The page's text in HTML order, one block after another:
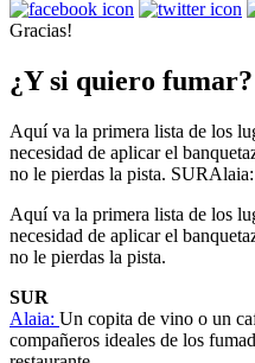
Gracias!
¿Y si quiero fumar?
Aquí va la primera lista de los
necesidad de aplicar el
no le pierdas la pista.
Aquí va la primera lista de los
necesidad de aplicar el
no le pierdas la pista.
SUR
Alaia: Un copita de vino o un
compañeros ideales de los